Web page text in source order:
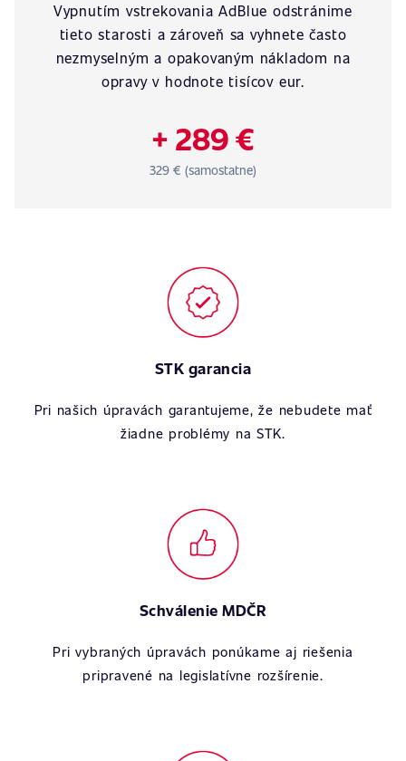
Vypnutím vstrekovania AdBlue odstránime
tieto starosti a zároveň sa vyhnete často
nezmyselným a opakovaným nákladom na
opravy v hodnote tisícov eur.
+ 289 €
329 € (samostatne)
STK garancia
Pri našich úpravách garantujeme, že nebudete mať
žiadne problémy na STK.
Schválenie MDČR
Pri vybraných úpravách ponúkame aj riešenia
pripravené na legislatívne rozšírenie.